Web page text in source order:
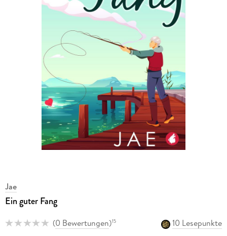
Jae
Ein guter Fang
(0 Bewertungen)15
10 Lesepunkte